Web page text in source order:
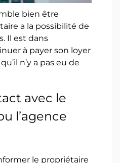
bien être
a la possibilité de
Il est dans
à payer son loyer
n’y a pas eu de
avec le
l’agence
le propriétaire